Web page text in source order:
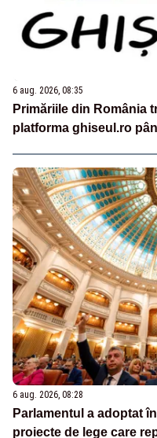
6 aug. 2026, 08:35
Primăriile din România
platforma ghiseul.ro
6 aug. 2026, 08:28
Parlamentul a adoptat
proiecte de lege care